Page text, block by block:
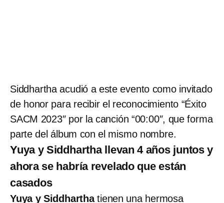
Siddhartha acudió a este evento como invitado
de honor para recibir el reconocimiento “Éxito
SACM 2023″ por la canción “00:00″, que forma
parte del álbum con el mismo nombre.
Yuya y Siddhartha llevan 4 años juntos y
ahora se habría revelado que están
casados
Yuya y Siddharthatienen una hermosa